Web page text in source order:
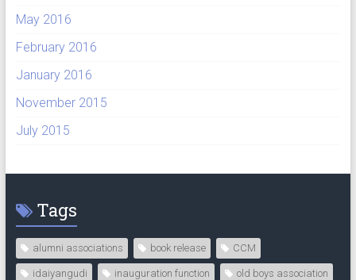
May 2016
February 2016
January 2016
November 2015
July 2015
Tags
alumni associations book release CCM
idaiyangudi inauguration function old boys association